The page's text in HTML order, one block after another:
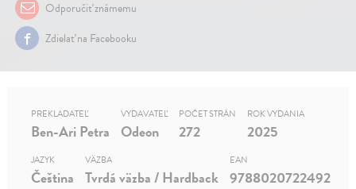
Odporučiť známemu
Zdielať na Facebooku
PREKLADATEĽ
Ben-Ari Petra
VYDAVATEĽ
Odeon
POČET STRÁN
272
ROK VYDANIA
2025
JAZYK
Čeština
VÄZBA
Tvrdá väzba / Hardback
EAN
9788020722492